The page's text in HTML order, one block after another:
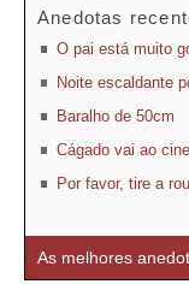
Anedotas
O pai está muito
Noite escaldante
Baralho de 50cm
Cágado vai ao
Por favor, tire a
As melhores